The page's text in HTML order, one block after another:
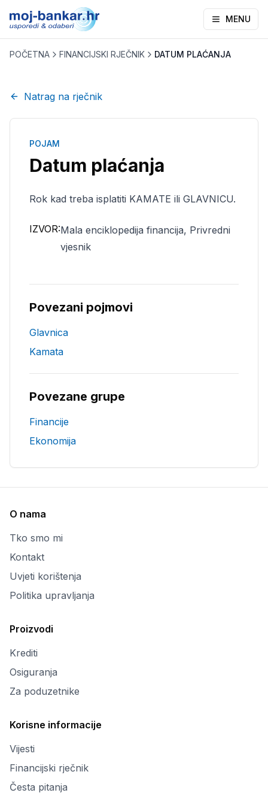
MENU
POČETNA FINANCIJSKI RJEČNIK DATUM PLAĆANJA
Natrag na rječnik
POJAM
Datum plaćanja
Rok kad treba isplatiti KAMATE ili GLAVNICU.
IZVOR:Mala enciklopedija financija, Privredni
vjesnik
Povezani pojmovi
Glavnica
Kamata
Povezane grupe
Financije
Ekonomija
O nama
Tko smo mi
Kontakt
Uvjeti korištenja
Politika upravljanja
Proizvodi
Krediti
Osiguranja
Za poduzetnike
Korisne informacije
Vijesti
Financijski rječnik
Česta pitanja